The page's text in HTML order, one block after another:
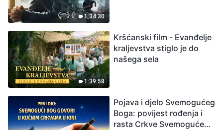
1:34:30
1:39:58
Kršćanski film - Evanđelje
kraljevstva stiglo je do
našega sela
Pojava i djelo Svemogućeg
Boga: povijest rođenja i
rasta Crkve Svemogućeg